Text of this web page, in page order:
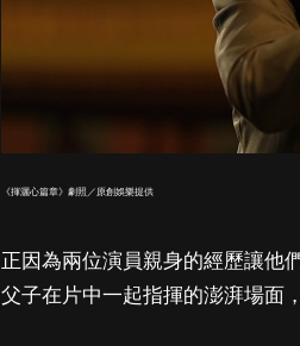
《揮灑心篇章》劇照／原創娛樂提供
正因為兩位演員親身的經歷讓他
父子在片中一起指揮的澎湃場面